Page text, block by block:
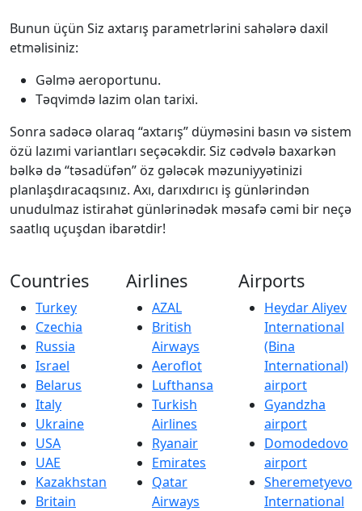
Bunun üçün Siz axtarış parametrlərini sahələrə daxil
etməlisiniz:
Gəlmə aeroportunu.
Təqvimdə lazim olan tarixi.
Sonra sadəcə olaraq “axtarış” düyməsini basın və sistem
özü lazımi variantları seçəcəkdir. Siz cədvələ baxarkən
bəlkə də “təsadüfən” öz gələcək məzuniyyətinizi
planlaşdıracaqsınız. Axı, darıxdırıcı iş günlərindən
unudulmaz istirahət günlərinədək məsafə cəmi bir neçə
saatlıq uçuşdan ibarətdir!
Countries
Turkey
Czechia
Russia
Israel
Belarus
Italy
Ukraine
USA
UAE
Kazakhstan
Britain
Airlines
AZAL
British
Airways
Aeroflot
Lufthansa
Turkish
Airlines
Ryanair
Emirates
Qatar
Airways
Airports
Heydar Aliyev
International
(Bina
International)
airport
Gyandzha
airport
Domodedovo
airport
Sheremetyevo
International